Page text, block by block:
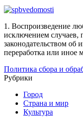
1. Воспроизведение
исключением случаев,
законодательством об
переработка или иное
Политика сбора и
Рубрики
Город
Страна и мир
Культура